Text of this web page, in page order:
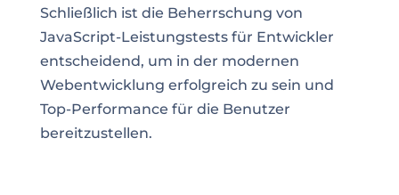
Schließlich ist die Beherrschung von
JavaScript-Leistungstests für Entwickler
entscheidend, um in der modernen
Webentwicklung erfolgreich zu sein und
Top-Performance für die Benutzer
bereitzustellen.